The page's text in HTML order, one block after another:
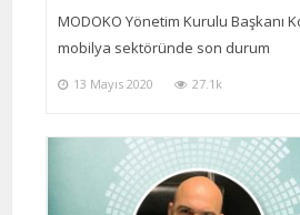
MODOKO Yönetim Kurulu Başkanı
mobilya sektöründe son durum
13 Mayıs 2020 27.1k